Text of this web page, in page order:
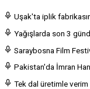
Uşak'ta iplik
Yağışlarda son 3
Saraybosna Film
Pakistan'da İmran
Tek dal üretimle verim